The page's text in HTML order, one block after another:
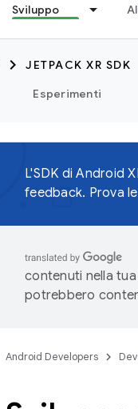
Sviluppo
JETPACK XR SDK
Esperimenti
L'SDK di Android
feedback. Prova
contenuti nella
potrebbero
Android Developers